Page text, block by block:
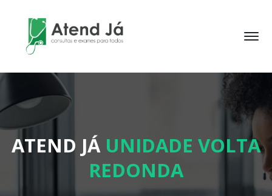
ATEND JÁ UNIDADE VOLTA
REDONDA